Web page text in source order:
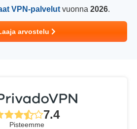
VPN-palvelut vuonna 2026.
arvostelu
7.4
Pisteemme